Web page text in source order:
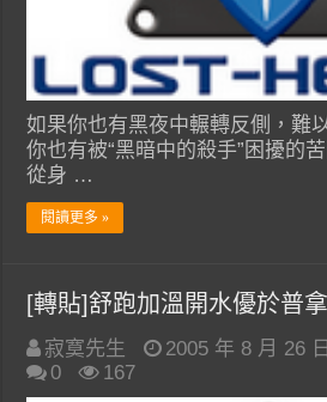
如果你也有黑夜中輾轉反側，難
你也有被“黑暗中的殺手”困擾的
從身 …
閱讀更多 »
[轉貼]舒跑加溫開水優於普
寂寞先生 2005 年 8 月 26 日
0
167